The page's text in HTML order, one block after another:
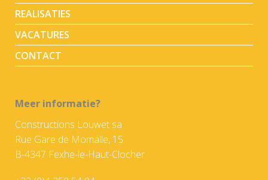
REALISATIES
VACATURES
CONTACT
Meer informatie?
Constructions Louwet sa
Rue Gare de Momalle, 15
B-4347 Fexhe-le-Haut-Clocher